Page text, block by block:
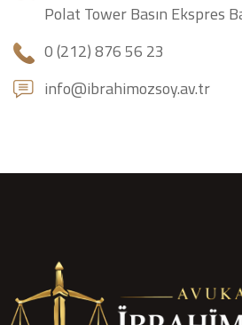
Polat Tower Basın Ekspres
0 (212) 876 56 23
info@ibrahimozsoy.av.tr